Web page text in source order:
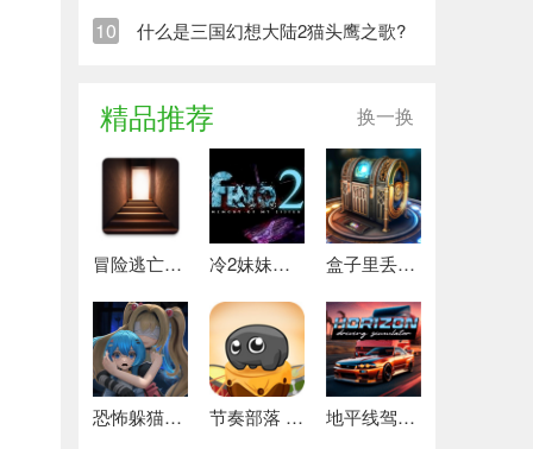
10 什么是三国幻想大陆2猫头鹰之歌?
精品推荐 换一换
冒险逃亡之谜 推荐 冷2妹妹的记忆 热门下载 盒子里丢失的碎片 安卓下载
恐怖躲猫猫4 最新版 节奏部落 安卓版 地平线驾驶模拟器 最新版